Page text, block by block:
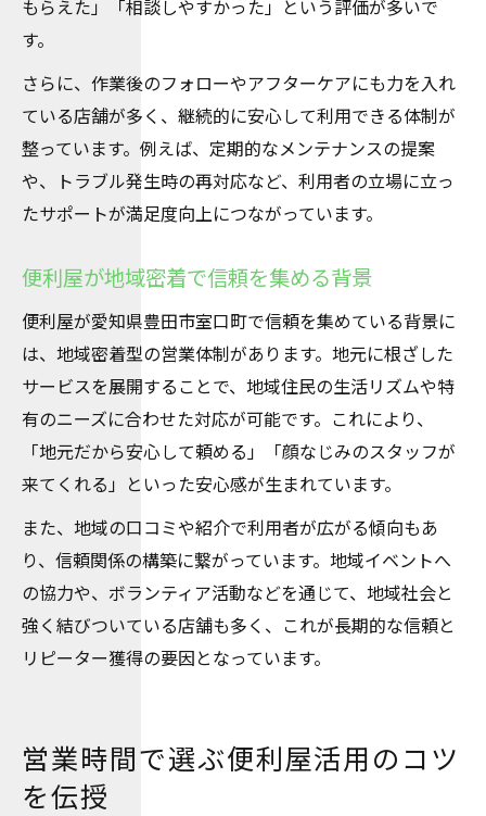
もらえた」「相談しやすかった」という評価が多いで
す。
さらに、作業後のフォローやアフターケアにも力を入れ
ている店舗が多く、継続的に安心して利用できる体制が
整っています。例えば、定期的なメンテナンスの提案
や、トラブル発生時の再対応など、利用者の立場に立っ
たサポートが満足度向上につながっています。
便利屋が地域密着で信頼を集める背景
便利屋が愛知県豊田市室口町で信頼を集めている背景に
は、地域密着型の営業体制があります。地元に根ざした
サービスを展開することで、地域住民の生活リズムや特
有のニーズに合わせた対応が可能です。これにより、
「地元だから安心して頼める」「顔なじみのスタッフが
来てくれる」といった安心感が生まれています。
また、地域の口コミや紹介で利用者が広がる傾向もあ
り、信頼関係の構築に繋がっています。地域イベントへ
の協力や、ボランティア活動などを通じて、地域社会と
強く結びついている店舗も多く、これが長期的な信頼と
リピーター獲得の要因となっています。
営業時間で選ぶ便利屋活用のコツ
を伝授